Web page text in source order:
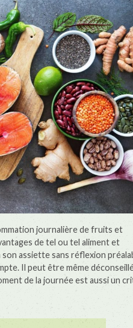
journalière de fruits et
de tel ou tel aliment et
son assiette sans réflexion
Il peut être même
de la journée est aussi un